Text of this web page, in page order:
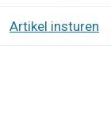
Artikel insturen